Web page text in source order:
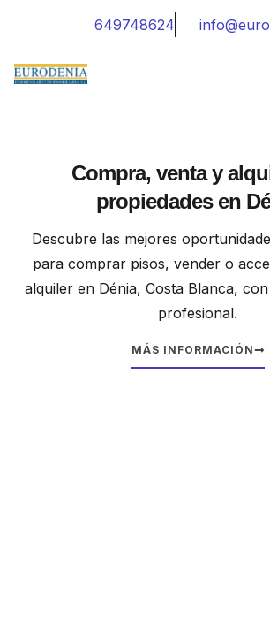
649748624
Compra, venta y
propiedades en
Descubre las mejores
para comprar pisos, vender o
alquiler en Dénia, Costa Blanca,
profesional.
MÁS INFORMACIÓN